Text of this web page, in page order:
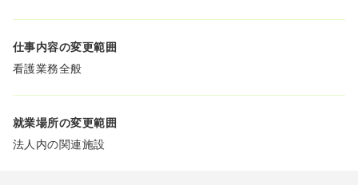
仕事内容の変更範囲
看護業務全般
就業場所の変更範囲
法人内の関連施設